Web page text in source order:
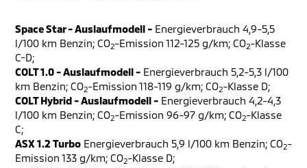
Space Star - Auslaufmodell - Energieverbrauch 4,9-5,5
l/100 km Benzin; CO2-Emission 112-125 g/km; CO2-Klasse
C-D;
COLT 1.0 - Auslaufmodell - Energieverbrauch 5,2-5,3 l/100
km Benzin; CO2-Emission 118-119 g/km; CO2-Klasse D;
COLT Hybrid - Auslaufmodell - Energieverbrauch 4,2-4,3
l/100 km Benzin; CO2-Emission 96-97 g/km; CO2-Klasse
C;
ASX 1.2 Turbo Energieverbrauch 5,9 l/100 km Benzin; CO2-
Emission 133 g/km; CO2-Klasse D;